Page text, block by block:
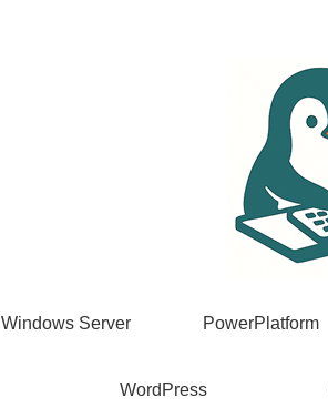
Windows Server PowerPlatform
WordPress